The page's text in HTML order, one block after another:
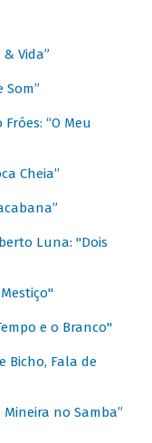
Vida”
Som”
“O Meu
Cheia”
Luna: "Dois
e o Branco"
Bicho, Fala de
no Samba”